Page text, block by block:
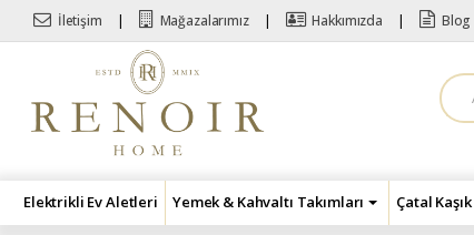
Skip to navigation
Skip to content
İletişim Mağazalarımız Hakkımızda Blog
A
r
a
Elektrikli Ev Aletleri Yemek & Kahvaltı Takımları Çatal Kaşık